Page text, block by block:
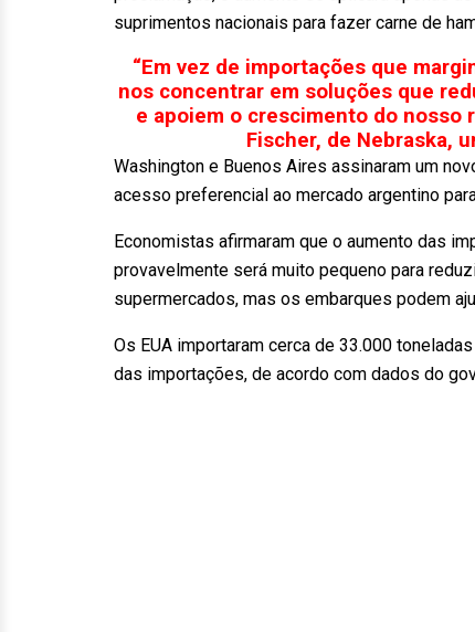
suprimentos nacionais para fazer carne de
“Em vez de importações que
nos concentrar em soluções que
e apoiem o crescimento do nosso
Fischer, de Nebraska,
Washington e Buenos Aires assinaram um
acesso preferencial ao mercado argentino
Economistas afirmaram que o aumento das
provavelmente será muito pequeno para
supermercados, mas os embarques podem
Os EUA importaram cerca de 33.000
das importações, de acordo com dados do